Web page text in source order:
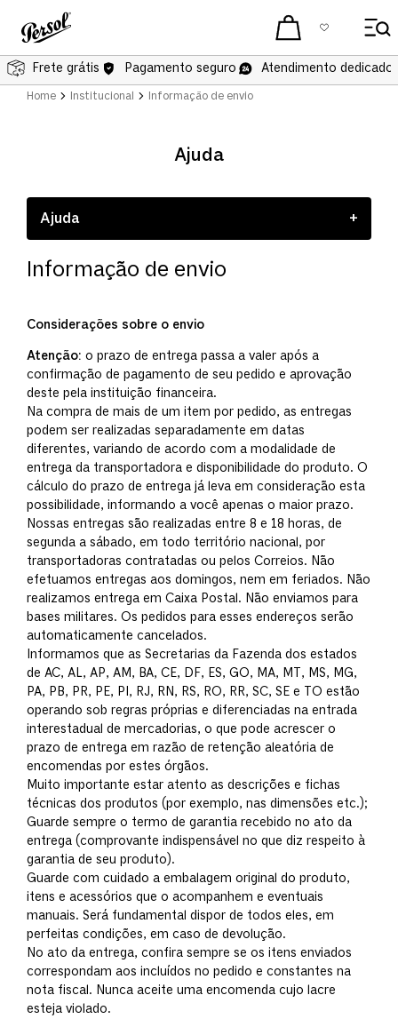
Frete grátis Pagamento seguro Atendimento dedicado
Home Institucional Informação de envio
Ajuda
Ajuda +
Quem somos
Política de devolução
Informação de envio
Considerações sobre o envio
Atenção: o prazo de entrega passa a valer após a
confirmação de pagamento de seu pedido e aprovação
deste pela instituição financeira.
Na compra de mais de um item por pedido, as entregas
podem ser realizadas separadamente em datas
diferentes, variando de acordo com a modalidade de
entrega da transportadora e disponibilidade do produto. O
cálculo do prazo de entrega já leva em consideração esta
possibilidade, informando a você apenas o maior prazo.
Nossas entregas são realizadas entre 8 e 18 horas, de
segunda a sábado, em todo território nacional, por
transportadoras contratadas ou pelos Correios. Não
efetuamos entregas aos domingos, nem em feriados. Não
realizamos entrega em Caixa Postal. Não enviamos para
bases militares. Os pedidos para esses endereços serão
automaticamente cancelados.
Informamos que as Secretarias da Fazenda dos estados
de AC, AL, AP, AM, BA, CE, DF, ES, GO, MA, MT, MS, MG,
PA, PB, PR, PE, PI, RJ, RN, RS, RO, RR, SC, SE e TO estão
operando sob regras próprias e diferenciadas na entrada
interestadual de mercadorias, o que pode acrescer o
prazo de entrega em razão de retenção aleatória de
encomendas por estes órgãos.
Muito importante estar atento as descrições e fichas
técnicas dos produtos (por exemplo, nas dimensões etc.);
Guarde sempre o termo de garantia recebido no ato da
entrega (comprovante indispensável no que diz respeito à
garantia de seu produto).
Guarde com cuidado a embalagem original do produto,
itens e acessórios que o acompanhem e eventuais
manuais. Será fundamental dispor de todos eles, em
perfeitas condições, em caso de devolução.
No ato da entrega, confira sempre se os itens enviados
correspondam aos incluídos no pedido e constantes na
nota fiscal. Nunca aceite uma encomenda cujo lacre
esteja violado.